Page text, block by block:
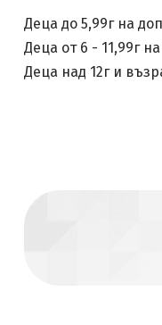
Деца до 5,99г на
Деца от 6 - 11,99г
Деца над 12г и